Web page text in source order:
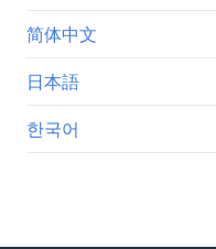
简体中文
日本語
한국어